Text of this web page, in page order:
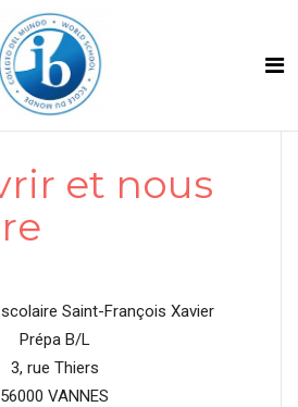
et nous
Saint-François Xavier
Prépa B/L
3, rue Thiers
56000 VANNES